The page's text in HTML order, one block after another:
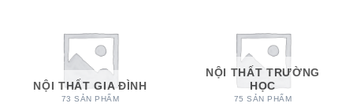
NỘI THẤT GIA ĐÌNH
73 SẢN PHẨM
NỘI THẤT TRƯỜNG
HỌC
75 SẢN PHẨM